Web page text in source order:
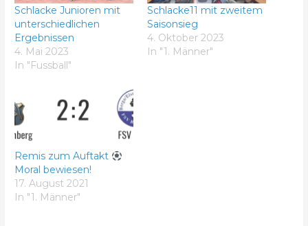
Schlacke Junioren mit
unterschiedlichen
Ergebnissen
4. Mai 2023
In "Fussball"
Schlacke11 mit zweitem
Saisonsieg
4. Oktober 2023
In "1. Männer"
Remis zum Auftakt
Moral bewiesen!
17. August 2021
In "1. Männer"